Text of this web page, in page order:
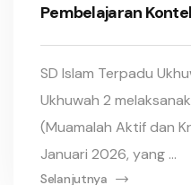
Pembelajaran
SD Islam Terpadu
Ukhuwah 2
(Muamalah Aktif dan
Januari 2026, yang ...
Selanjutnya